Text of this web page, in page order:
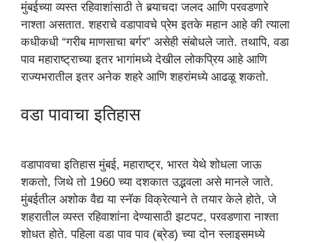
मुंबईच्या व्यस्त रहिवाशांसाठी ते बर्‍याचदा जलद आणि परवडणारे
नाश्ता असतात. शहराचे वडापावचे प्रेम इतके महान आहे की त्याला
कधीकधी “गरीब माणसाचा बर्गर” असेही संबोधले जाते. तथापि, वडा
पाव महाराष्ट्राच्या इतर भागांमध्ये देखील लोकप्रिय आहे आणि
राज्यभरातील इतर अनेक शहरे आणि शहरांमध्ये आढळू शकतो.
वडा पावाचा इतिहास
वडापावचा इतिहास मुंबई, महाराष्ट्र, भारत येथे शोधला जाऊ
शकतो, जिथे तो 1960 च्या दशकात उद्भवला असे मानले जाते.
मुंबईतील अशोक वैद्य या स्नॅक विक्रेत्याने ते तयार केले होते, जे
शहरातील व्यस्त रहिवाशांना देण्यासाठी झटपट, परवडणारा नाश्ता
शोधत होते. पहिला वडा पाव पाव (ब्रेड) च्या दोन स्लाइसमध्ये